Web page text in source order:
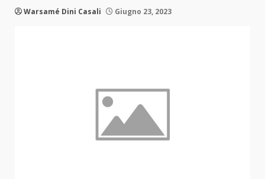
Warsamé Dini Casali Giugno 23, 2023